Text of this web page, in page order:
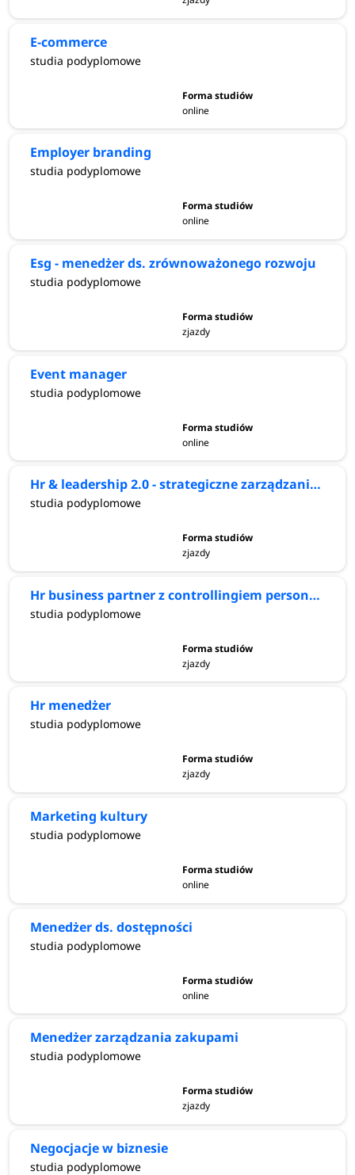
E-commerce
studia podyplomowe
online
Employer branding
studia podyplomowe
online
Esg - menedżer ds. zrównoważonego rozwoju
studia podyplomowe
zjazdy
Event manager
studia podyplomowe
online
Hr & leadership 2.0 - strategiczne zarządzanie kapitałem ludzkim
studia podyplomowe
zjazdy
Hr business partner z controllingiem personalnym
studia podyplomowe
zjazdy
Hr menedżer
studia podyplomowe
zjazdy
Marketing kultury
studia podyplomowe
online
Menedżer ds. dostępności
studia podyplomowe
online
Menedżer zarządzania zakupami
studia podyplomowe
zjazdy
Negocjacje w biznesie
studia podyplomowe